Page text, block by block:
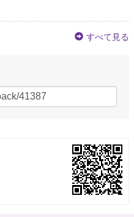
すべて見る